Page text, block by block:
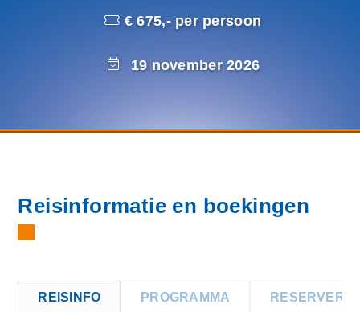
€ 675,- per persoon
19 november 2026
Reisinformatie en boekingen
REISINFO PROGRAMMA